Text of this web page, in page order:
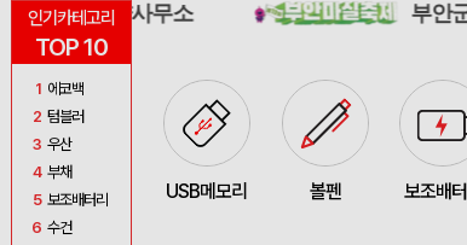
인기카테고리
TOP 10
1 에코백
2 텀블러
3 우산
4 부채
5 보조배터리
6 수건
무소 부안군 대표축제 추진
USB메모리 볼펜 보조배